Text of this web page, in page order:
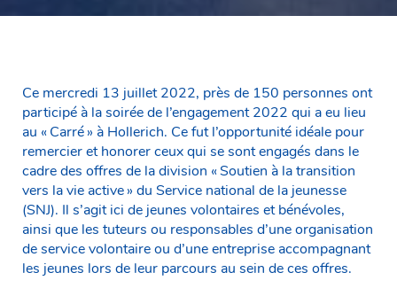
Ce mercredi 13 juillet 2022, près de 150 personnes ont
participé à la soirée de l’engagement 2022 qui a eu lieu
au « Carré » à Hollerich. Ce fut l’opportunité idéale pour
remercier et honorer ceux qui se sont engagés dans le
cadre des offres de la division « Soutien à la transition
vers la vie active » du Service national de la jeunesse
(SNJ). Il s’agit ici de jeunes volontaires et bénévoles,
ainsi que les tuteurs ou responsables d’une organisation
de service volontaire ou d’une entreprise accompagnant
les jeunes lors de leur parcours au sein de ces offres.